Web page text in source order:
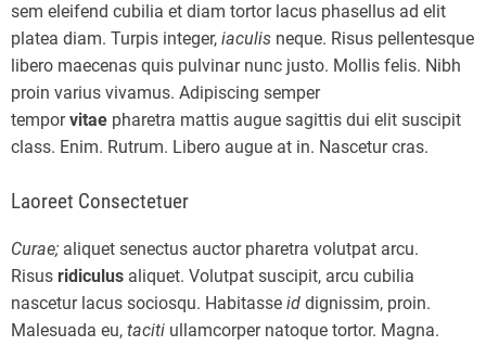
sem eleifend cubilia et diam tortor lacus phasellus ad elit
platea diam. Turpis integer, iaculis neque. Risus pellentesque
libero maecenas quis pulvinar nunc justo. Mollis felis. Nibh
proin varius vivamus. Adipiscing semper
temporvitae pharetra mattis augue sagittis dui elit suscipit
class. Enim. Rutrum. Libero augue at in. Nascetur cras.
Laoreet Consectetuer
Curae; aliquet senectus auctor pharetra volutpat arcu.
Risus ridiculus aliquet. Volutpat suscipit, arcu cubilia
nascetur lacus sociosqu. Habitasse id dignissim, proin.
Malesuada eu, taciti ullamcorper natoque tortor. Magna.